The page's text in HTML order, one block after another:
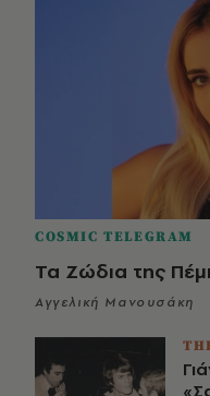
COSMIC TELEGRAM
Τα Ζώδια της
Αγγελική Μανουσάκη